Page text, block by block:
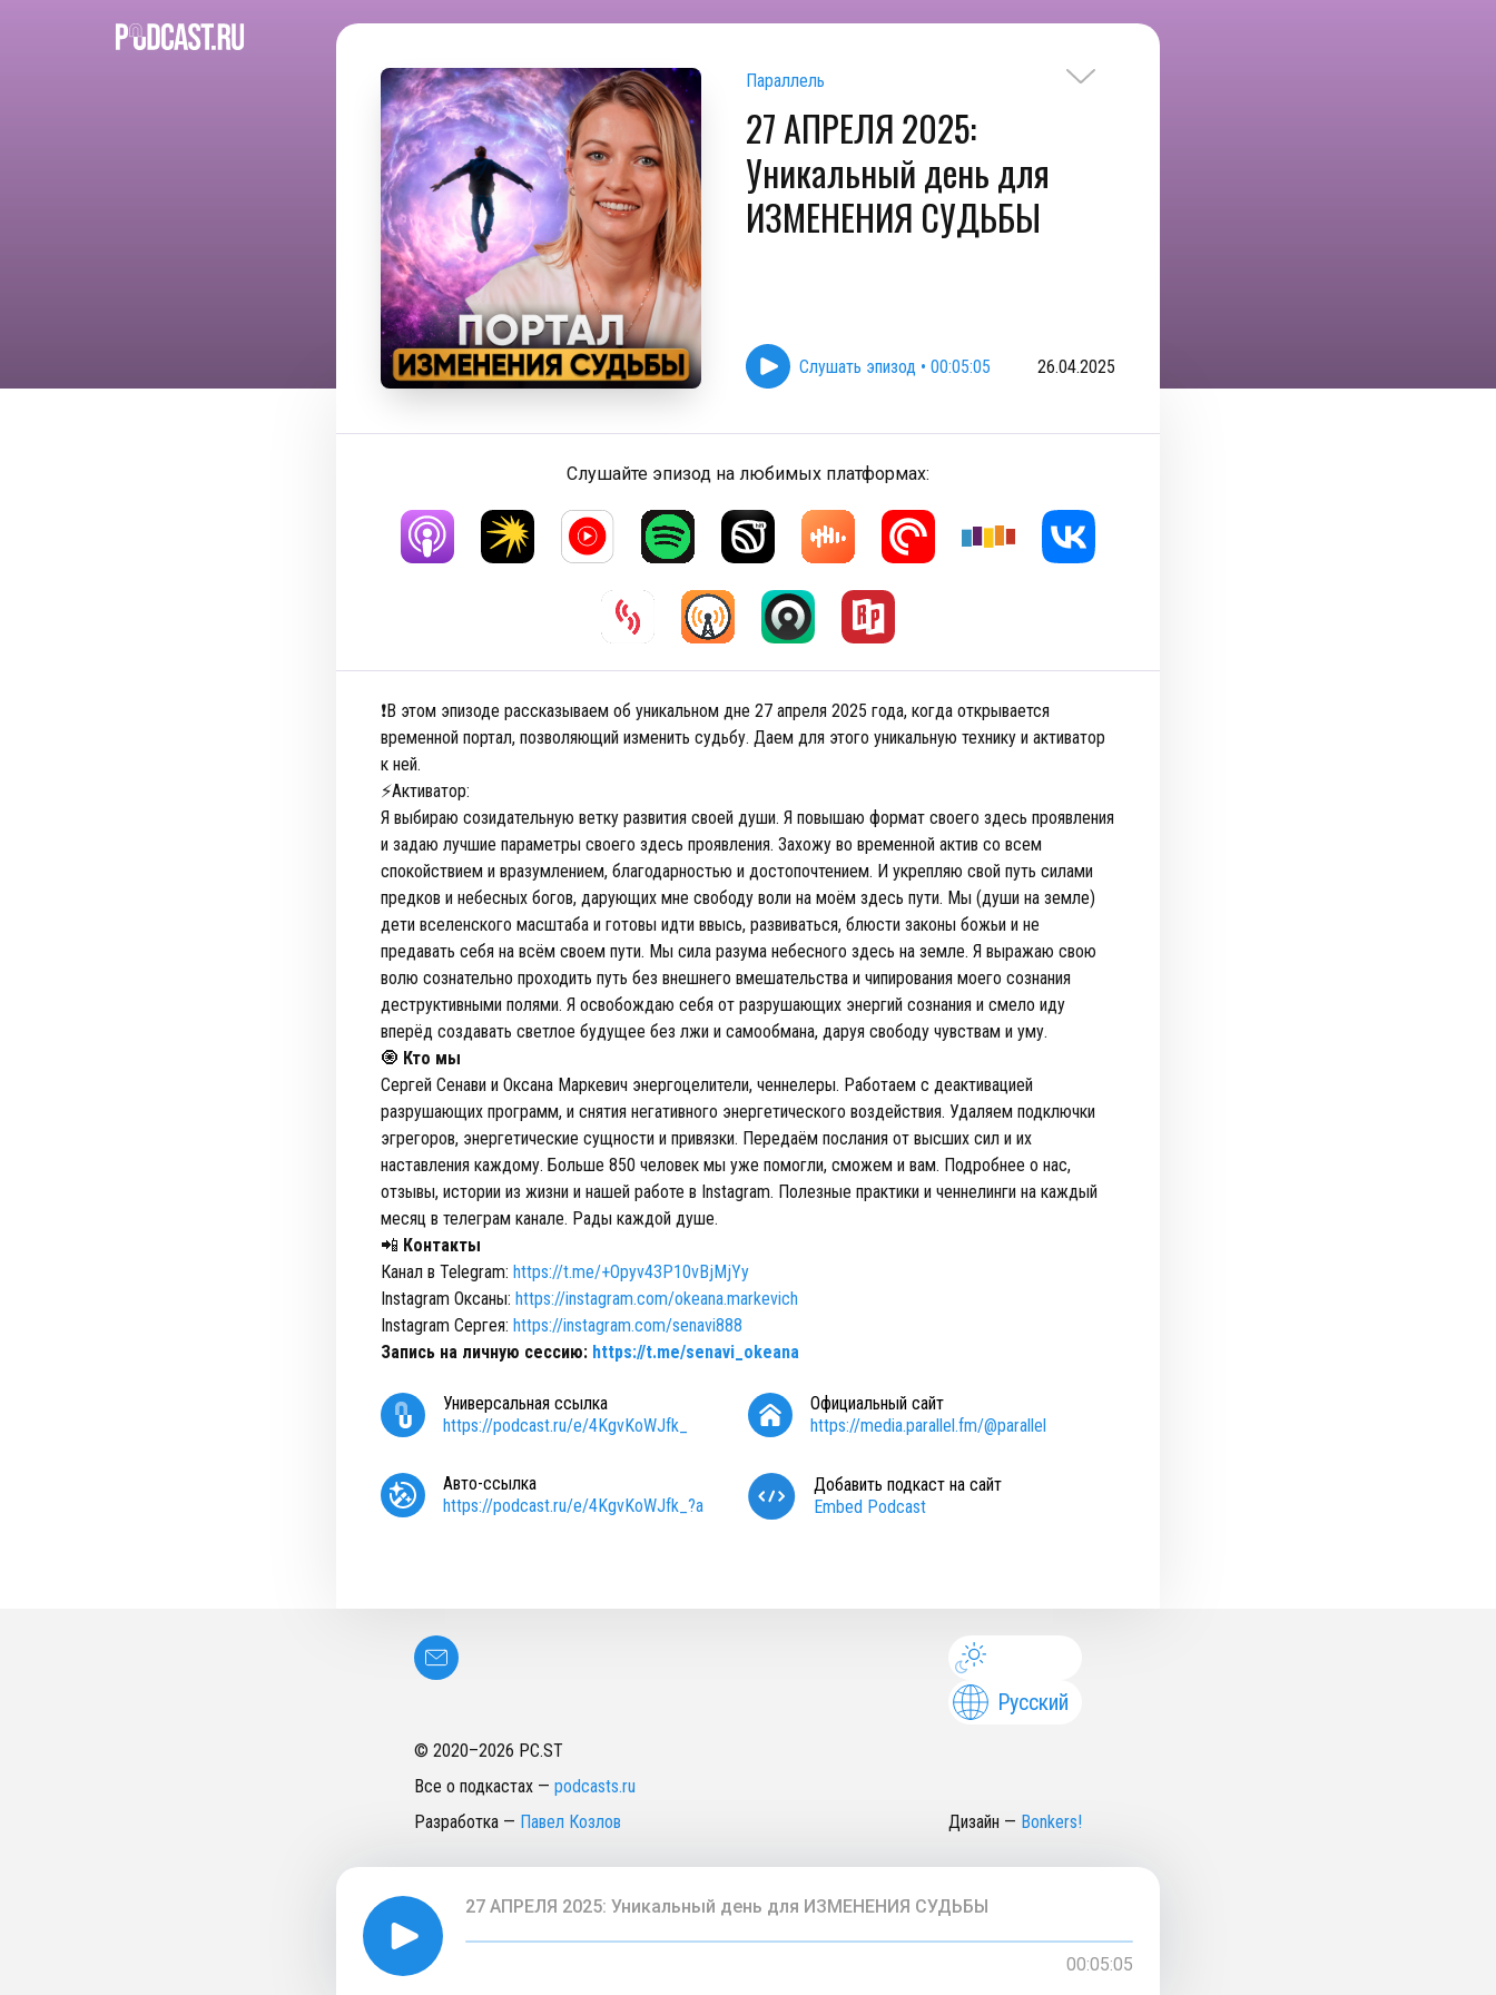
Параллель
27 АПРЕЛЯ 2025:
Уникальный день для
ИЗМЕНЕНИЯ СУДЬБЫ
Слушать эпизод • 00:05:05 26.04.2025
Слушайте эпизод на любимых платформах:
❗️В этом эпизоде рассказываем об уникальном дне 27 апреля 2025 года, когда открывается
временной портал, позволяющий изменить судьбу. Даем для этого уникальную технику и активатор
к ней.
⚡️Активатор:
Я выбираю созидательную ветку развития своей души. Я повышаю формат своего здесь проявления
и задаю лучшие параметры своего здесь проявления. Захожу во временной актив со всем
спокойствием и вразумлением, благодарностью и достопочтением. И укрепляю свой путь силами
предков и небесных богов, дарующих мне свободу воли на моём здесь пути. Мы (души на земле)
дети вселенского масштаба и готовы идти ввысь, развиваться, блюсти законы божьи и не
предавать себя на всём своем пути. Мы сила разума небесного здесь на земле. Я выражаю свою
волю сознательно проходить путь без внешнего вмешательства и чипирования моего сознания
деструктивными полями. Я освобождаю себя от разрушающих энергий сознания и смело иду
вперёд создавать светлое будущее без лжи и самообмана, даруя свободу чувствам и уму.
🧿 Кто мы
Сергей Сенави и Оксана Маркевич энергоцелители, ченнелеры. Работаем с деактивацией
разрушающих программ, и снятия негативного энергетического воздействия. Удаляем подключки
эгрегоров, энергетические сущности и привязки. Передаём послания от высших сил и их
наставления каждому. Больше 850 человек мы уже помогли, сможем и вам. Подробнее о нас,
отзывы, истории из жизни и нашей работе в Instagram. Полезные практики и ченнелинги на каждый
месяц в телеграм канале. Рады каждой душе.
📲 Контакты
Канал в Telegram: https://t.me/+Opyv43P10vBjMjYy
Instagram Оксаны: https://instagram.com/okeana.markevich
Instagram Сергея: https://instagram.com/senavi888
Запись на личную сессию: https://t.me/senavi_okeana
Универсальная ссылка
https://podcast.ru/e/4KgvKoWJfk_
Официальный сайт
https://media.parallel.fm/@parallel
Авто-ссылка
https://podcast.ru/e/4KgvKoWJfk_?a
Добавить подкаст на сайт
Embed Podcast
Русский
© 2020–2026 PC.ST
Все о подкастах — podcasts.ru
Разработка — Павел Козлов Дизайн — Bonkers!
27 АПРЕЛЯ 2025: Уникальный день для ИЗМЕНЕНИЯ СУДЬБЫ
00:05:05